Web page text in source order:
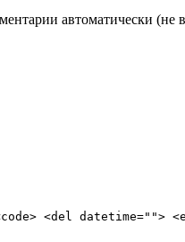
автоматически
<del datetime="">